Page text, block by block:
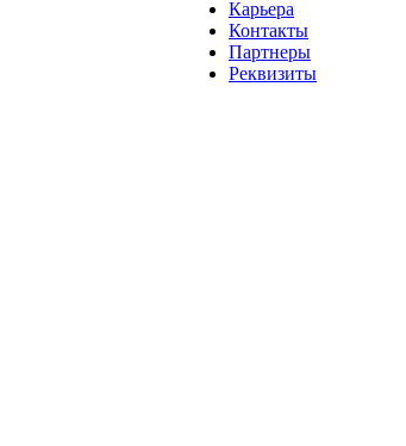
Карьера
Контакты
Партнеры
Реквизиты